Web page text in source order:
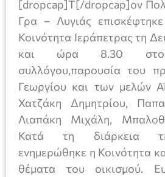
[dropcap]Τ[/dropcap]ον
Γρα – Λυγιάς
Κοινότητα Ιεράπετρας τη
και ώρα 8.30
συλλόγου,παρουσία του
Γεωργίου και των μελών
Χατζάκη Δημητρίου,
Λιαπάκη Μιχάλη,
Κατά τη διάρκεια
ενημερώθηκε η Κοινότητα
θέματα του οικισμού.